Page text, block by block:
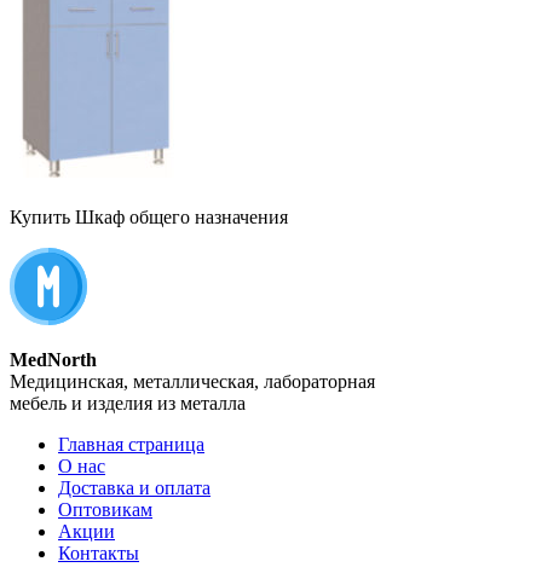
Купить Шкаф общего назначения
MedNorth
Медицинская, металлическая, лабораторная
мебель и изделия из металла
Главная страница
О нас
Доставка и оплата
Оптовикам
Акции
Контакты